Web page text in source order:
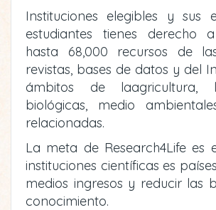
Instituciones elegibles y sus
estudiantes tienes derecho
hasta 68,000 recursos de
revistas, bases de datos y del
ámbitos de laagricultura,
biológicas, medio
relacionadas.
La meta de Research4Life es
instituciones científicas es
medios ingresos y reducir las
conocimiento.